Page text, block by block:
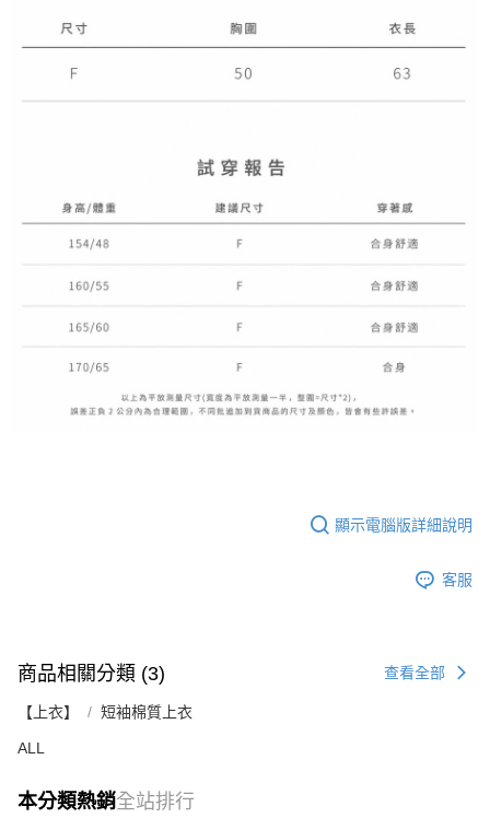
顯示電腦版詳細說明
客服
商品相關分類 (3) 查看全部
【上衣】 短袖棉質上衣
ALL
本分類熱銷全站排行